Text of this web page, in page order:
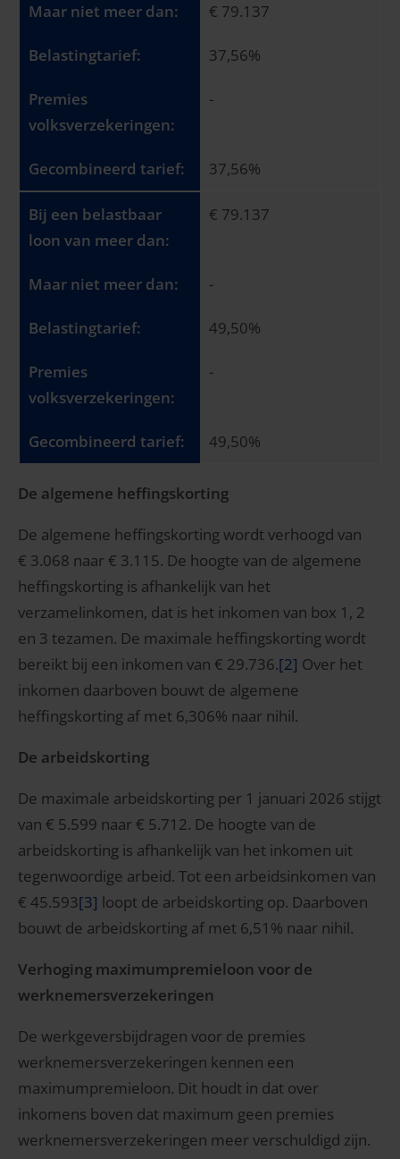
€ 79.137
37,56%
-
37,56%
€ 79.137
-
49,50%
-
49,50%
De algemene heffingskorting
De algemene heffingskorting wordt verhoogd van
€ 3.068 naar € 3.115. De hoogte van de algemene
heffingskorting is afhankelijk van het
verzamelinkomen, dat is het inkomen van box 1, 2
en 3 tezamen. De maximale heffingskorting wordt
bereikt bij een inkomen van € 29.736.[2] Over het
inkomen daarboven bouwt de algemene
heffingskorting af met 6,306% naar nihil.
De arbeidskorting
De maximale arbeidskorting per 1 januari 2026 stijgt
van € 5.599 naar € 5.712. De hoogte van de
arbeidskorting is afhankelijk van het inkomen uit
tegenwoordige arbeid. Tot een arbeidsinkomen van
€ 45.593[3] loopt de arbeidskorting op. Daarboven
bouwt de arbeidskorting af met 6,51% naar nihil.
Verhoging maximumpremieloon voor de
werknemersverzekeringen
De werkgeversbijdragen voor de premies
werknemersverzekeringen kennen een
maximumpremieloon. Dit houdt in dat over
inkomens boven dat maximum geen premies
werknemersverzekeringen meer verschuldigd zijn.